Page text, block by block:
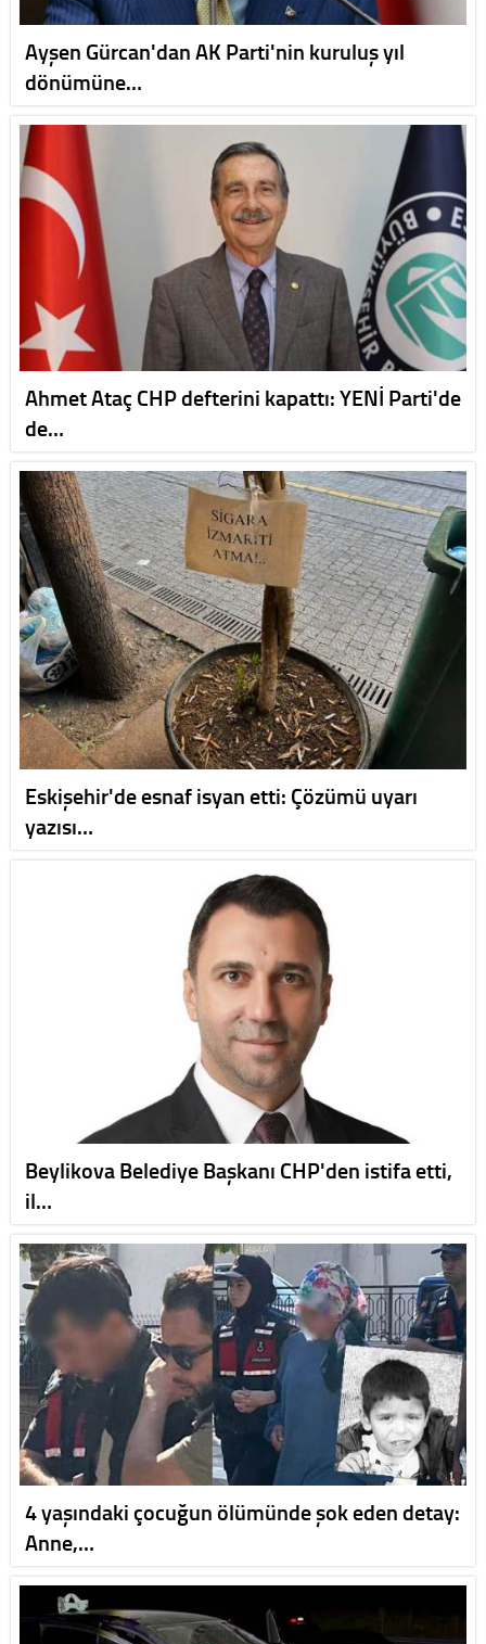
Ayşen Gürcan'dan AK Parti'nin kuruluş yıl
dönümüne…
Ahmet Ataç CHP defterini kapattı: YENİ Parti'de
de…
Eskişehir'de esnaf isyan etti: Çözümü uyarı
yazısı…
Beylikova Belediye Başkanı CHP'den istifa etti,
il…
4 yaşındaki çocuğun ölümünde şok eden detay:
Anne,…